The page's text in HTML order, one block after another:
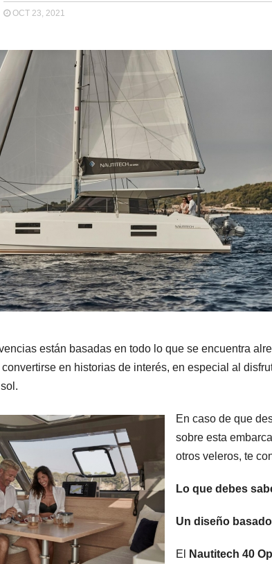
OCT 23, 2021
están basadas en todo lo que se encuentra
en historias de interés, en especial al
En caso de que
sobre esta
otros veleros, te
Lo que debes
Un diseño
El Nautitech 40